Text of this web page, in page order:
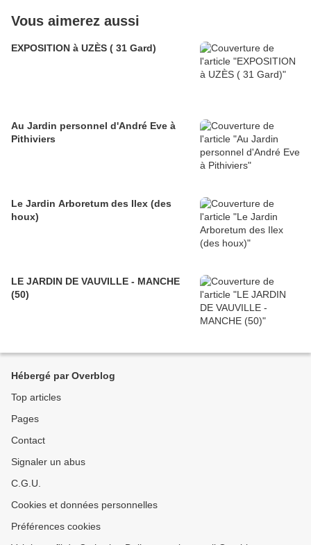
Vous aimerez aussi
EXPOSITION à UZÈS ( 31 Gard)
Au Jardin personnel d'André Eve à
Pithiviers
Le Jardin Arboretum des Ilex (des
houx)
LE JARDIN DE VAUVILLE - MANCHE
(50)
Hébergé par Overblog
Top articles
Pages
Contact
Signaler un abus
C.G.U.
Cookies et données personnelles
Préférences cookies